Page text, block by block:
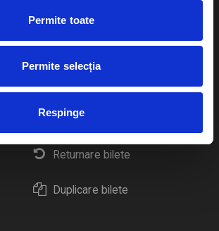
Permite toate
Permite selecția
Respinge
Cum comand bilete?
Plata online sau cash
eBilet printat acasa
Livrare prin curier
Returnare bilete
Duplicare bilete